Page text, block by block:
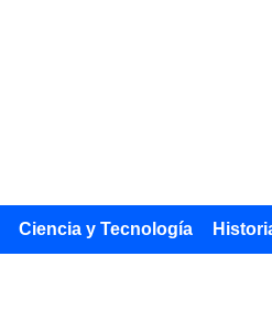
Ciencia y Tecnología